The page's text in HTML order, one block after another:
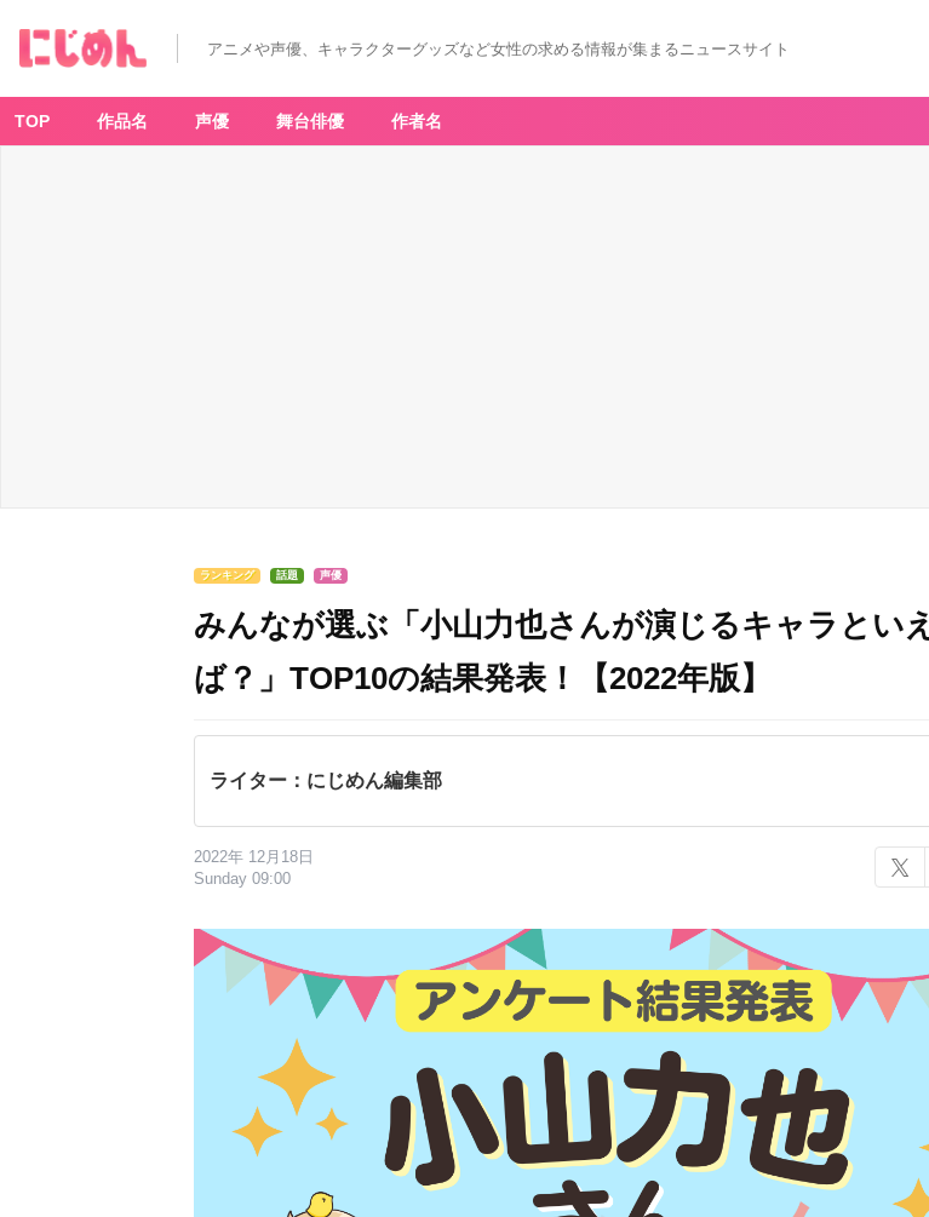
アニメや声優、キャラクターグッズなど女性の求める情報が集まるニュースサイト
TOP 作品名 声優 舞台俳優 作者名
ランキング 話題 声優
みんなが選ぶ「小山力也さんが演じるキャラといえ
ば？」TOP10の結果発表！【2022年版】
ライター：にじめん編集部
2022年 12月18日
Sunday 09:00